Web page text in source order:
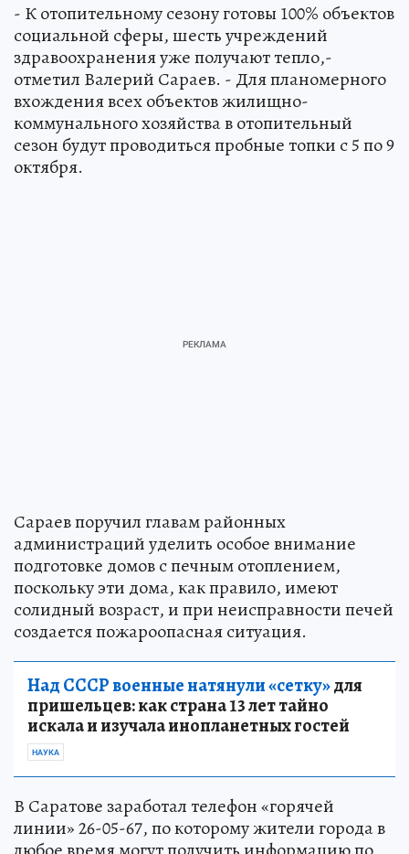
- К отопительному сезону готовы 100% объектов
социальной сферы, шесть учреждений
здравоохранения уже получают тепло,-
отметил Валерий Сараев. - Для планомерного
вхождения всех объектов жилищно-
коммунального хозяйства в отопительный
сезон будут проводиться пробные топки с 5 по 9
октября.
Сараев поручил главам районных
администраций уделить особое внимание
подготовке домов с печным отоплением,
поскольку эти дома, как правило, имеют
солидный возраст, и при неисправности печей
создается пожароопасная ситуация.
Над СССР военные натянули «сетку»для
пришельцев: как страна 13 лет тайно
искала и изучала инопланетных гостей
НАУКА
В Саратове заработал телефон «горячей
линии» 26-05-67, по которому жители города в